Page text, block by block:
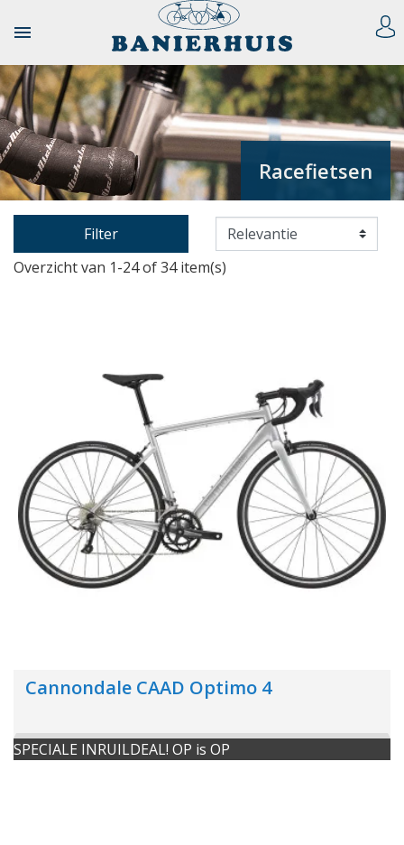

Racefietsen
Filter
Overzicht van 1-24 of 34 item(s)
Cannondale CAAD Optimo 4
SPECIALE INRUILDEAL! OP is OP